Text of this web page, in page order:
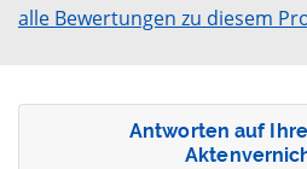
alle Bewertungen zu diesem
Antworten auf